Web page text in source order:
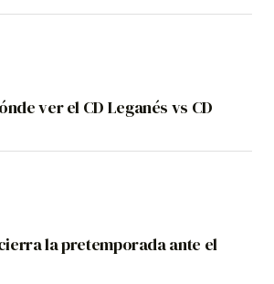
ver el CD Leganés vs CD
la pretemporada ante el